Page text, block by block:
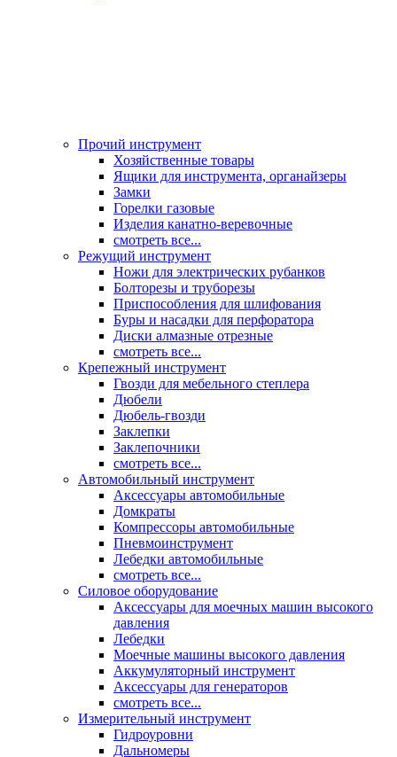
Прочий инструмент
Хозяйственные товары
Ящики для инструмента, органайзеры
Замки
Горелки газовые
Изделия канатно-веревочные
смотреть все...
Режущий инструмент
Ножи для электрических рубанков
Болторезы и труборезы
Приспособления для шлифования
Буры и насадки для перфоратора
Диски алмазные отрезные
смотреть все...
Крепежный инструмент
Гвозди для мебельного степлера
Дюбели
Дюбель-гвозди
Заклепки
Заклепочники
смотреть все...
Автомобильный инструмент
Аксессуары автомобильные
Домкраты
Компрессоры автомобильные
Пневмоинструмент
Лебедки автомобильные
смотреть все...
Силовое оборудование
Аксессуары для моечных машин высокого
давления
Лебедки
Моечные машины высокого давления
Аккумуляторный инструмент
Аксессуары для генераторов
смотреть все...
Измерительный инструмент
Гидроуровни
Дальномеры